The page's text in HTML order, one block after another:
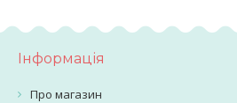
Інформація
Про магазин